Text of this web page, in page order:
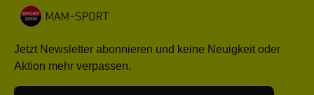
Jetzt Newsletter abonnieren und keine Neuigkeit oder
Aktion mehr verpassen.